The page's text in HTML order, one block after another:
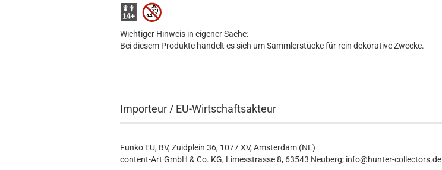
Wichtiger Hinweis in eigener Sache:
Bei diesem Produkte handelt es sich um Sammlerstücke für rein dekorative Zwecke.
Importeur / EU-Wirtschaftsakteur
Funko EU, BV, Zuidplein 36, 1077 XV, Amsterdam (NL)
content-Art GmbH & Co. KG, Limesstrasse 8, 63543 Neuberg; info@hunter-collectors.de